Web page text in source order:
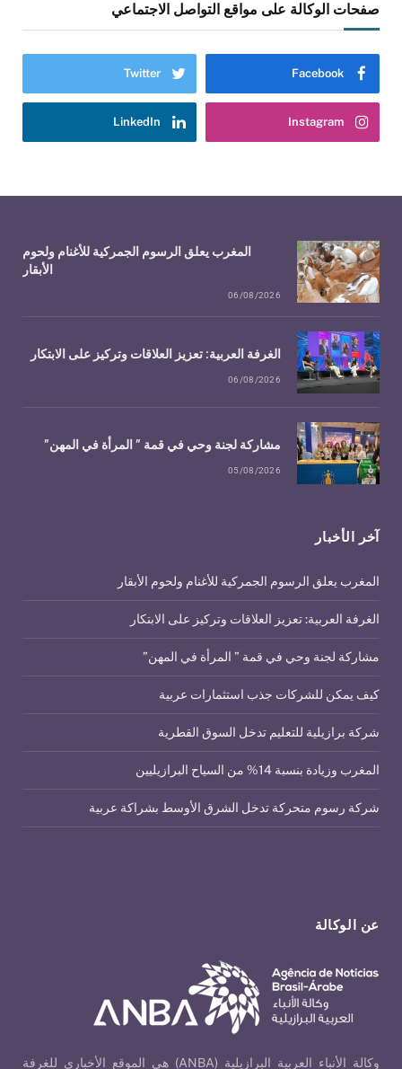
صفحات الوكالة على مواقع التواصل الاجتماعي
Facebook
Twitter
Instagram
LinkedIn
عن الوكالة
وكالة الأنباء العربية البرازيلية (ANBA) هي الموقع الأخباري للغرفة
آخر الأخبار
المغرب يعلق الرسوم الجمركية للأغنام ولحوم الأبقار
الغرفة العربية: تعزيز العلاقات وتركيز على الابتكار
مشاركة لجنة وحي في قمة ” المرأة في المهن”
كيف يمكن للشركات جذب استثمارات عربية
شركة برازيلية للتعليم تدخل السوق القطرية
المغرب وزيادة بنسبة 14% من السياح البرازيليين
شركة رسوم متحركة تدخل الشرق الأوسط بشراكة عربية
المغرب يعلق الرسوم الجمركية للأغنام ولحوم
الأبقار
06/08/2026
الغرفة العربية: تعزيز العلاقات وتركيز على الابتكار
06/08/2026
مشاركة لجنة وحي في قمة ” المرأة في المهن”
05/08/2026